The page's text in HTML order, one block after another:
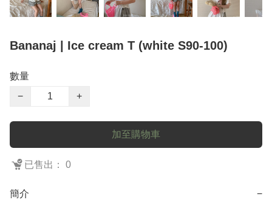
Bananaj | Ice cream T (white S90-100)
數量
−
+
加至購物車
已售出： 0
簡介 −